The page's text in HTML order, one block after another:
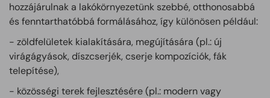
hozzájárulnak a lakókörnyezetünk szebbé, otthonosabbá
és fenntarthatóbbá formálásához, így különösen például:
- zöldfelületek kialakítására, megújítására (pl.: új
virágágyások, díszcserjék, cserje kompozíciók, fák
telepítése),
- közösségi terek fejlesztésére (pl.: modern vagy